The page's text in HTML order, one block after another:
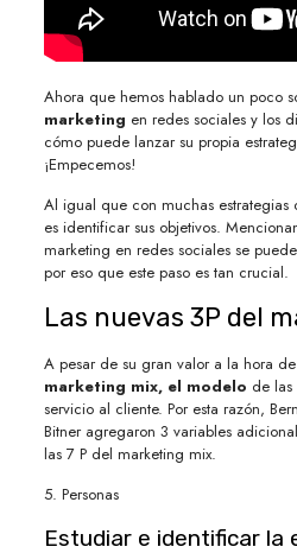
Ahora que hemos hablado un poco
marketing en redes sociales y los
cómo puede lanzar su propia
¡Empecemos!
Al igual que con muchas
es identificar sus objetivos.
marketing en redes sociales se
por eso que este paso es tan crucial.
Las nuevas 3P del
A pesar de su gran valor a la hora
marketing mix, el modelo de
servicio al cliente. Por esta razón,
Bitner agregaron 3 variables
las 7 P del marketing mix.
5. Personas
Estudiar e identificar la